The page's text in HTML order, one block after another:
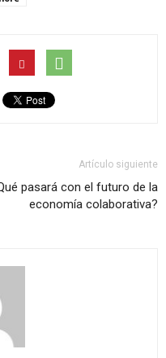
Artículo siguiente
pasará con el futuro de la
economía colaborativa?